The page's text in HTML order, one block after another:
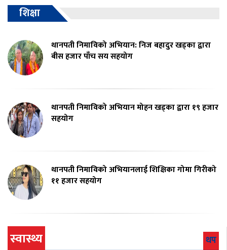
शिक्षा
थानपती निमाविको अभियान: निज बहादुर खड्का द्वारा
बीस हजार पाँच सय सहयोग
थानपती निमाविको अभियान मोहन खड्का द्वारा १९ हजार
सहयोग
थानपती निमाविको अभियानलाई शिक्षिका गोमा गिरीको
११ हजार सहयोग
स्वास्थ्य थप